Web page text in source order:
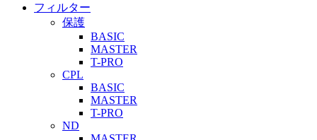
フィルター
保護
BASIC
MASTER
T-PRO
CPL
BASIC
MASTER
T-PRO
ND